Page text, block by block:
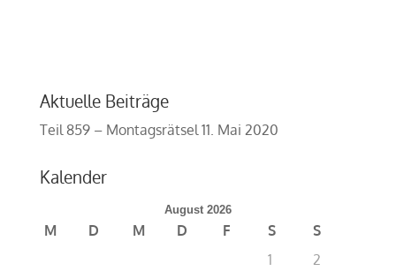
Aktuelle Beiträge
Teil 859 – Montagsrätsel 11. Mai 2020
Kalender
August 2026
M D M D F S
S
1
2